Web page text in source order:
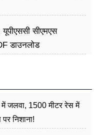
सीएमएस
डाउनलोड
जलवा, 1500 मीटर रेस में
निशाना!